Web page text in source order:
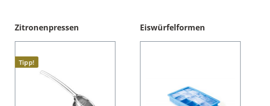
Zitronenpressen
Tipp!
Eiswürfelformen